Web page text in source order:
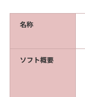
名称
ソフト概要